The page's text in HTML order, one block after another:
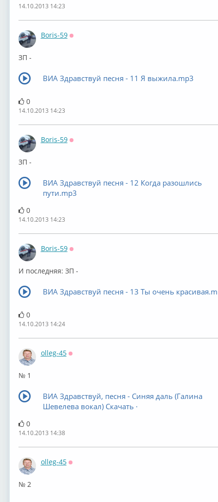
14.10.2013 14:23
Boris-59
ЗП -
ВИА Здравствуй песня - 11 Я выжила.mp3
0
14.10.2013 14:23
Boris-59
ЗП -
ВИА Здравствуй песня - 12 Когда разошлись
пути.mp3
0
14.10.2013 14:23
Boris-59
И последняя: ЗП -
ВИА Здравствуй песня - 13 Ты очень
0
14.10.2013 14:24
olleg-45
№ 1
ВИА Здравствуй, песня - Синяя даль (Галина
Шевелева вокал) Скачать ·
0
14.10.2013 14:38
olleg-45
№ 2